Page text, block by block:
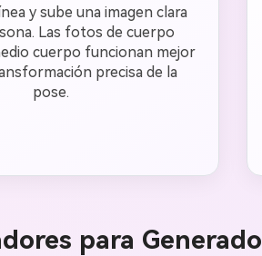
y sube una imagen clara
Las fotos de cuerpo
cuerpo funcionan mejor
precisa de la
pose.
para